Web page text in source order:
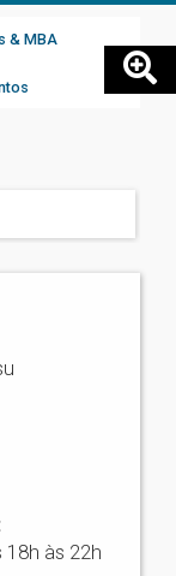
& MBA
18h às 22h